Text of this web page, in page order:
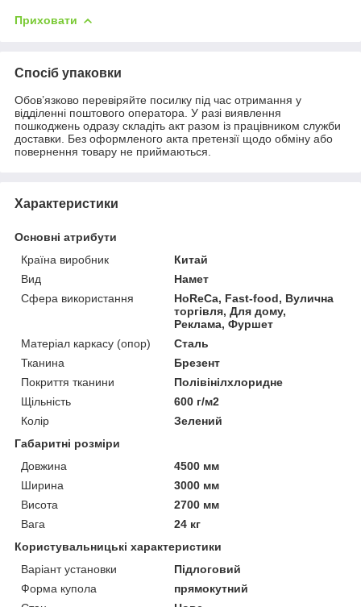
Приховати
Спосіб упаковки
Обов’язково перевіряйте посилку під час отримання у
відділенні поштового оператора. У разі виявлення
пошкоджень одразу складіть акт разом із працівником служби
доставки. Без оформленого акта претензії щодо обміну або
повернення товару не приймаються.
Характеристики
Основні атрибути
Країна виробник
Китай
Вид
Намет
Сфера використання
HoReCa, Fast-food, Вулична
торгівля, Для дому,
Реклама, Фуршет
Матеріал каркасу (опор)
Сталь
Тканина
Брезент
Покриття тканини
Полівінілхлоридне
Щільність
600 г/м2
Колір
Зелений
Габаритні розміри
Довжина
4500 мм
Ширина
3000 мм
Висота
2700 мм
Вага
24 кг
Користувальницькі характеристики
Варіант установки
Підлоговий
Форма купола
прямокутний